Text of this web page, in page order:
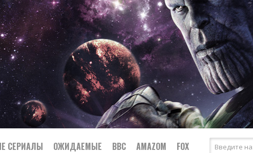
СЕРИАЛЫ ОЖИДАЕМЫЕ BBC AMAZOM FOX